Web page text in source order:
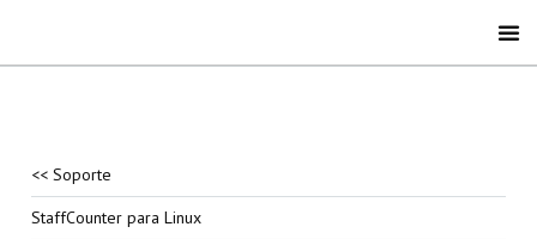
<< Soporte
StaffCounter para Linux